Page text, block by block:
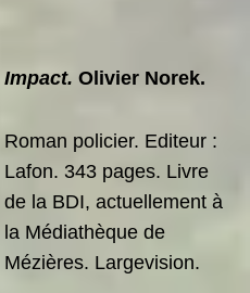
Impact. Olivier Norek.
Roman policier. Editeur :
Lafon. 343 pages. Livre
de la BDI, actuellement à
la Médiathèque de
Mézières. Largevision.